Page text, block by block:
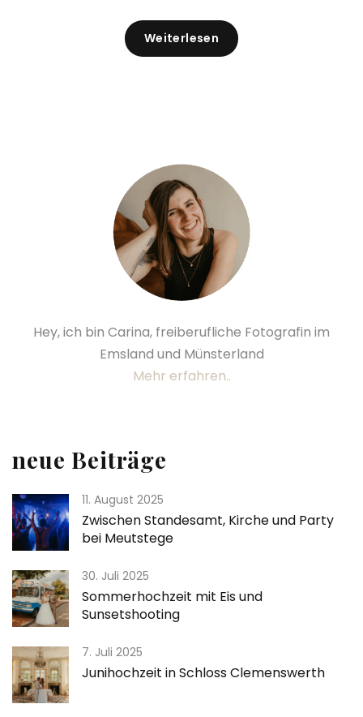
Weiterlesen
Hey, ich bin Carina, freiberufliche Fotografin im
Emsland und Münsterland
Mehr erfahren..
neue Beiträge
11. August 2025
Zwischen Standesamt, Kirche und Party
bei Meutstege
30. Juli 2025
Sommerhochzeit mit Eis und
Sunsetshooting
7. Juli 2025
Junihochzeit in Schloss Clemenswerth